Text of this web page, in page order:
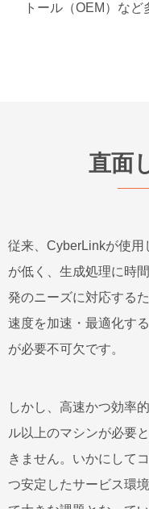
トール（OEM）など
直面
従来、CyberLinkが使用
が低く、生成処理に時
発のニーズに対応する
速度を加速・最適化す
が必要不可欠です。
しかし、高速かつ効率
ル以上のマシンが必要
きません。いかにして
つ安定したサービス環